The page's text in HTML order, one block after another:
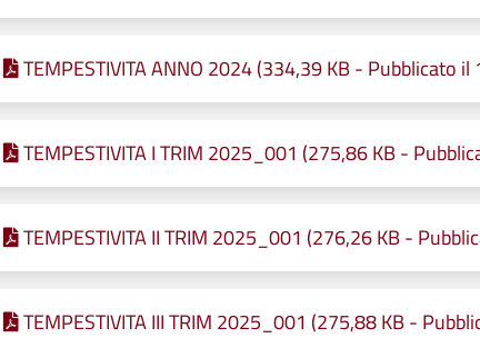
TEMPESTIVITA ANNO 2024 (334,39 KB - Pubblicato
TEMPESTIVITA I TRIM 2025_001 (275,86 KB -
TEMPESTIVITA II TRIM 2025_001 (276,26 KB -
TEMPESTIVITA III TRIM 2025_001 (275,88 KB -